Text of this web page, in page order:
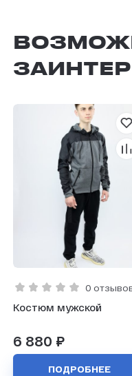
0
Костюм мужской
6 880 ₽
ПОДРОБНЕЕ